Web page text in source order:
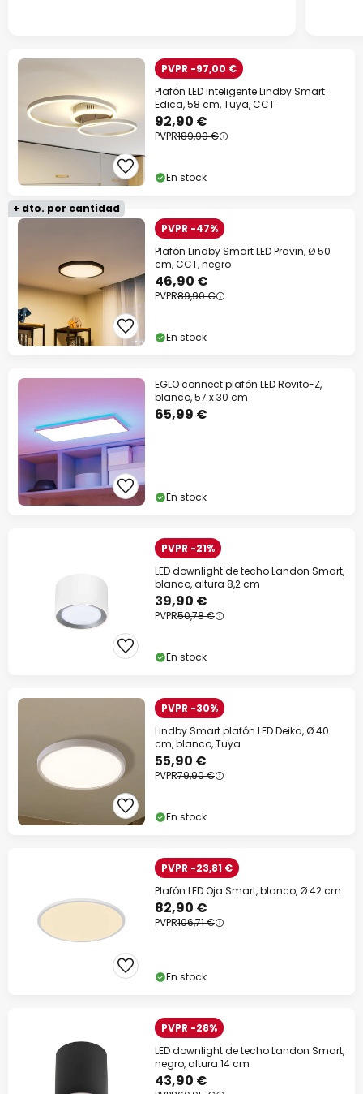
PVPR -97,00 €
Plafón LED inteligente Lindby Smart
Edica, 58 cm, Tuya, CCT
92,90 €
PVPR189,90 €
En stock
+ dto. por cantidad
PVPR -47%
Plafón Lindby Smart LED Pravin, Ø 50
cm, CCT, negro
46,90 €
PVPR89,90 €
En stock
EGLO connect plafón LED Rovito-Z,
blanco, 57 x 30 cm
65,99 €
En stock
PVPR -21%
LED downlight de techo Landon Smart,
blanco, altura 8,2 cm
39,90 €
PVPR50,78 €
En stock
PVPR -30%
Lindby Smart plafón LED Deika, Ø 40
cm, blanco, Tuya
55,90 €
PVPR79,90 €
En stock
PVPR -23,81 €
Plafón LED Oja Smart, blanco, Ø 42 cm
82,90 €
PVPR106,71 €
En stock
PVPR -28%
LED downlight de techo Landon Smart,
negro, altura 14 cm
43,90 €